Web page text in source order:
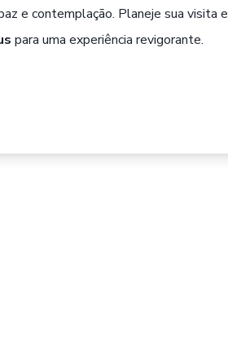
e contemplação. Planeje sua visita e
para uma experiência revigorante.